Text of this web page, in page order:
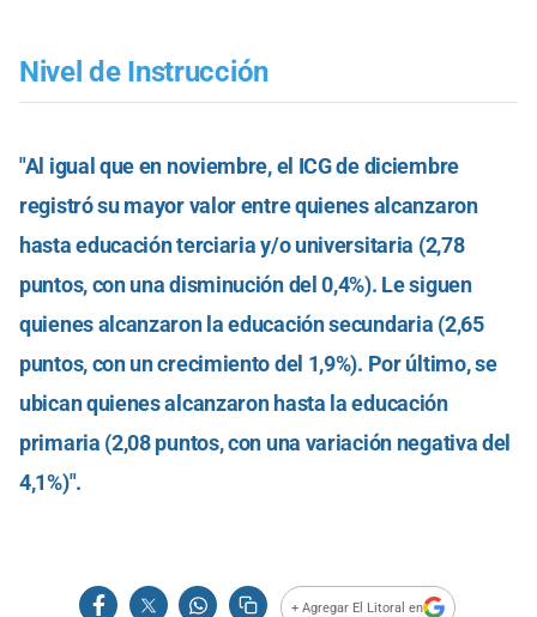
Nivel de Instrucción
"Al igual que en noviembre, el ICG de diciembre
registró su mayor valor entre quienes alcanzaron
hasta educación terciaria y/o universitaria (2,78
puntos, con una disminución del 0,4%). Le siguen
quienes alcanzaron la educación secundaria (2,65
puntos, con un crecimiento del 1,9%). Por último, se
ubican quienes alcanzaron hasta la educación
primaria (2,08 puntos, con una variación negativa del
4,1%)".
+ Agregar El Litoral en